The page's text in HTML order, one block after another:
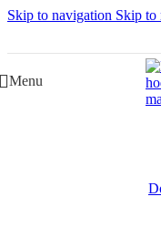
Skip to navigation Skip to
Menu